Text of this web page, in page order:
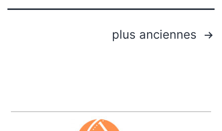
plus anciennes